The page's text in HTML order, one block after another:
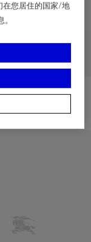
运动衫
在您居住的国家/地